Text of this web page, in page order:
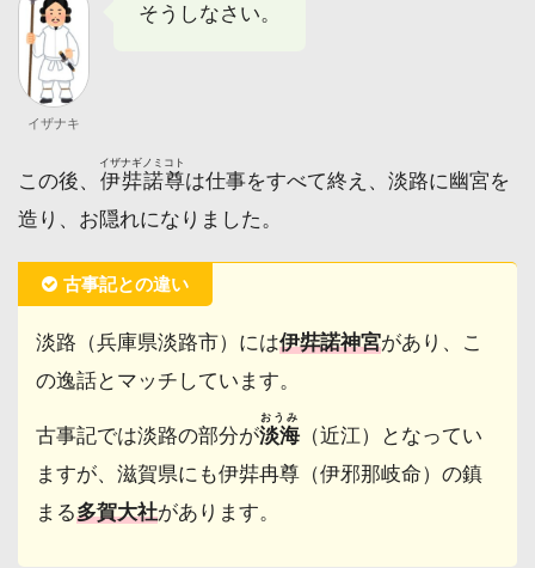
イザナキ
そうしなさい。
この後、 伊弉諾尊
イザナギノミコト
は仕事をすべて終え、淡路に幽宮を
造り、お隠れになりました。
古事記との違い
淡路（兵庫県淡路市）には伊弉諾神宮があり、こ
の逸話とマッチしています。
古事記では淡路の部分が淡海
おうみ
（近江）となってい
ますが、滋賀県にも伊弉冉尊（伊邪那岐命）の鎮
まる多賀大社があります。